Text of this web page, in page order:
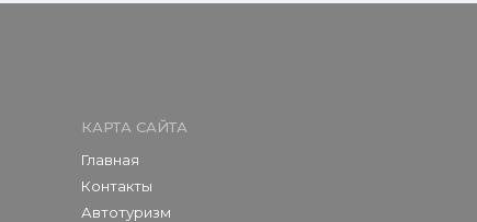
КАРТА САЙТА
Главная
Контакты
Автотуризм